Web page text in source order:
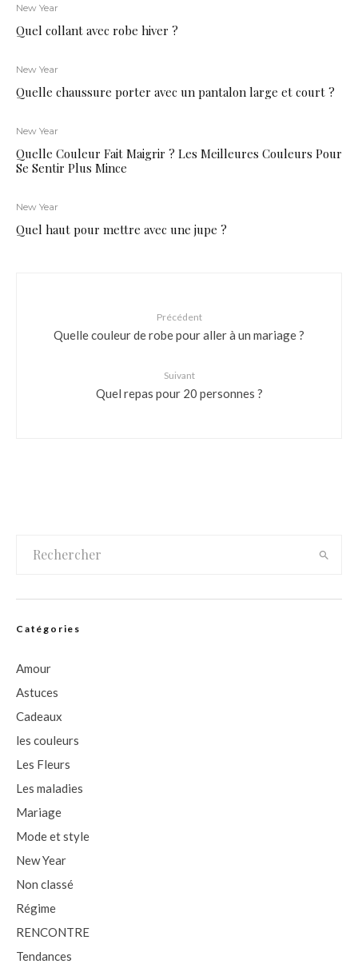
New Year
Quel collant avec robe hiver ?
New Year
Quelle chaussure porter avec un pantalon large et court ?
New Year
Quelle Couleur Fait Maigrir ? Les Meilleures Couleurs Pour
Se Sentir Plus Mince
New Year
Quel haut pour mettre avec une jupe ?
Précédent
Quelle couleur de robe pour aller à un mariage ?
Suivant
Quel repas pour 20 personnes ?
Catégories
Amour
Astuces
Cadeaux
les couleurs
Les Fleurs
Les maladies
Mariage
Mode et style
New Year
Non classé
Régime
RENCONTRE
Tendances